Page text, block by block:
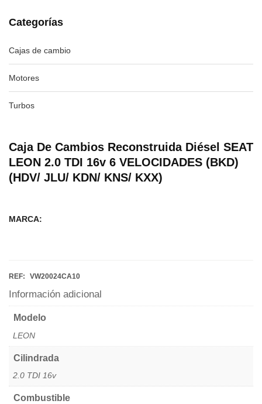
Categorías
Cajas de cambio
Motores
Turbos
Caja De Cambios Reconstruida Diésel SEAT
LEON 2.0 TDI 16v 6 VELOCIDADES (BKD)
(HDV/ JLU/ KDN/ KNS/ KXX)
MARCA:
REF: VW20024CA10
Información adicional
Modelo
LEON
Cilindrada
2.0 TDI 16v
Combustible